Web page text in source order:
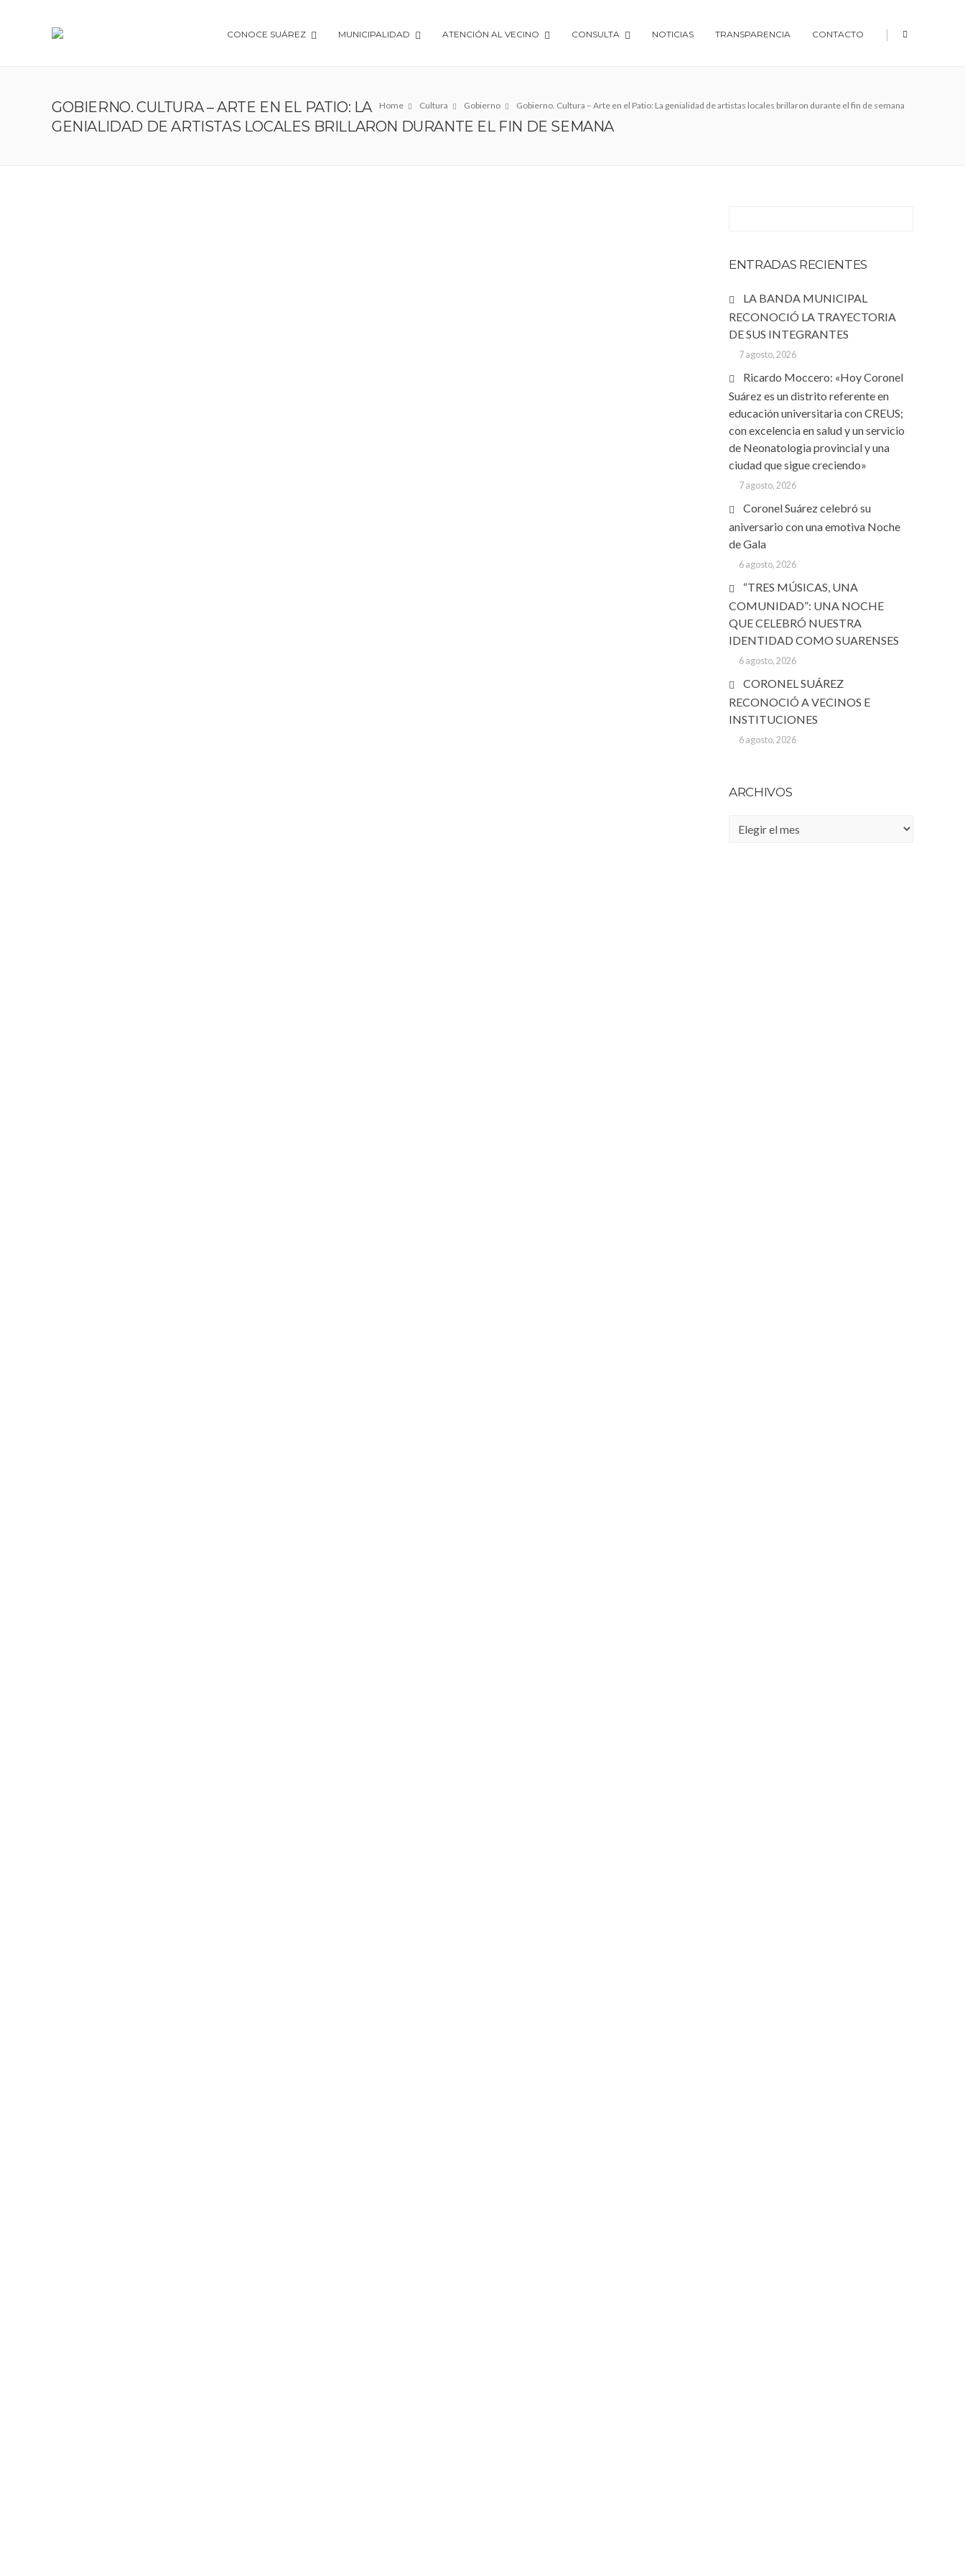
CONOCE SUÁREZ MUNICIPALIDAD ATENCIÓN AL VECINO CONSULTA NOTICIAS TRANSPARENCIA CONTACTO |
Home Cultura Gobierno Gobierno. Cultura – Arte en el Patio: La genialidad de artistas locales brillaron durante el fin de semana
GOBIERNO. CULTURA – ARTE EN EL PATIO: LA
GENIALIDAD DE ARTISTAS LOCALES BRILLARON DURANTE EL FIN DE SEMANA
ENTRADAS RECIENTES
LA BANDA MUNICIPAL
RECONOCIÓ LA TRAYECTORIA
DE SUS INTEGRANTES
7 agosto, 2026
Ricardo Moccero: «Hoy Coronel
Suárez es un distrito referente en
educación universitaria con CREUS;
con excelencia en salud y un servicio
de Neonatologia provincial y una
ciudad que sigue creciendo»
7 agosto, 2026
Coronel Suárez celebró su
aniversario con una emotiva Noche
de Gala
6 agosto, 2026
“TRES MÚSICAS, UNA
COMUNIDAD”: UNA NOCHE
QUE CELEBRÓ NUESTRA
IDENTIDAD COMO SUARENSES
6 agosto, 2026
CORONEL SUÁREZ
RECONOCIÓ A VECINOS E
INSTITUCIONES
6 agosto, 2026
ARCHIVOS
Archivos